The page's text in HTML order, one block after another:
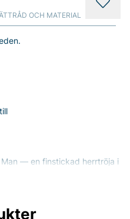
— en finstickad herrtröja i
design med hög
ett diskret uttryck som
utan att vara åtsittande —
OCH MATERIAL